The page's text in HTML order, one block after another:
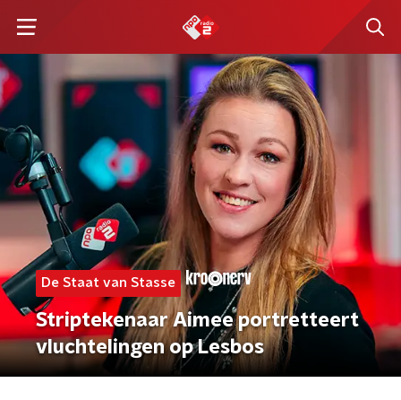
De Staat van Stasse
Striptekenaar Aimee portretteert
vluchtelingen op Lesbos